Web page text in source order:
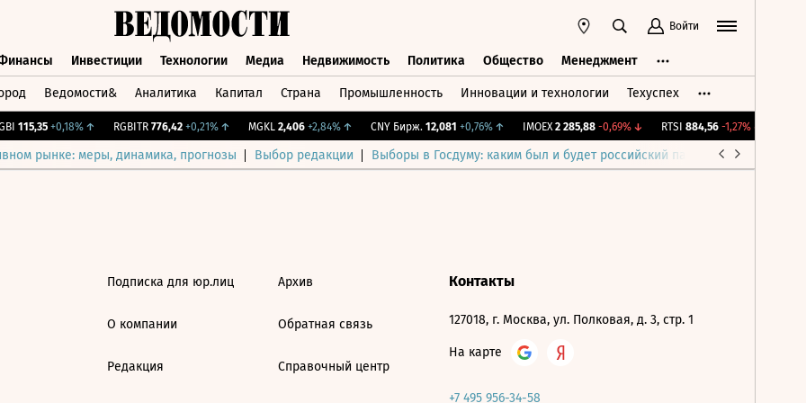
Войти
Инвестиции Технологии Медиа Недвижимость Политика Общество Менеджмент
Ведомости& Аналитика Капитал Страна Промышленность Инновации и технологии Техуспех
115,35 +0,18%↑ RGBITR 776,42 +0,21%↑ MGKL 2,406 +2,84%↑ CNY Бирж. 12,081 +0,76%↑ IMOEX 2 285,88 -0,69%↓ RTSI 884,56 -1,27%↓
рынке: меры, динамика, прогнозы Выбор редакции Выборы в Госдуму: каким был и будет российский парламент
Подписка для юр.лиц
О компании
Редакция
Архив
Обратная связь
Справочный центр
Контакты
127018, г. Москва, ул. Полковая, д. 3, стр. 1
На карте
+7 495 956-34-58